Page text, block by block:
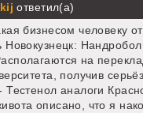
ответил(а)
бизнесом человеку
Новокузнецк:
на
получив
аналоги
описано, что я